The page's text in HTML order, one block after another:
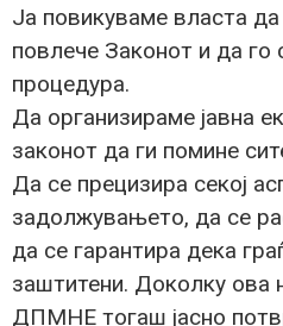
Ја повикуваме власта
повлече Законот и да го
процедура.
Да организираме јавна
законот да ги помине
Да се прецизира секој
задолжувањето, да се
да се гарантира дека
заштитени. Доколку
ДПМНЕ тогаш јасно